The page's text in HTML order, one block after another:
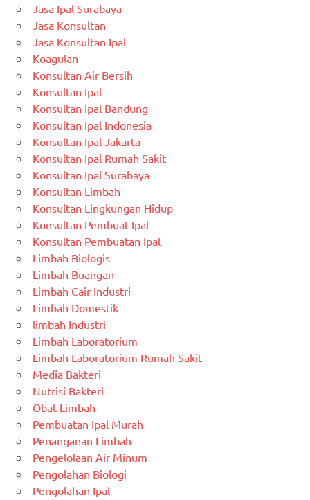
Jasa Ipal Surabaya
Jasa Konsultan
Jasa Konsultan Ipal
Koagulan
Konsultan Air Bersih
Konsultan Ipal
Konsultan Ipal Bandung
Konsultan Ipal Indonesia
Konsultan Ipal Jakarta
Konsultan Ipal Rumah Sakit
Konsultan Ipal Surabaya
Konsultan Limbah
Konsultan Lingkungan Hidup
Konsultan Pembuat Ipal
Konsultan Pembuatan Ipal
Limbah Biologis
Limbah Buangan
Limbah Cair Industri
Limbah Domestik
limbah Industri
Limbah Laboratorium
Limbah Laboratorium Rumah Sakit
Media Bakteri
Nutrisi Bakteri
Obat Limbah
Pembuatan Ipal Murah
Penanganan Limbah
Pengelolaan Air Minum
Pengolahan Biologi
Pengolahan Ipal